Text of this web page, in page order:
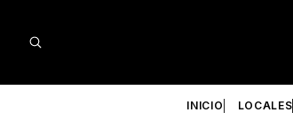
INICIO LOCALES